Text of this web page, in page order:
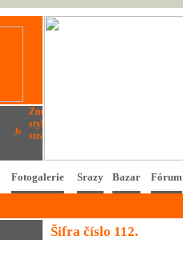
Fotogalerie Srazy Bazar Fórum
Šifra číslo 112.